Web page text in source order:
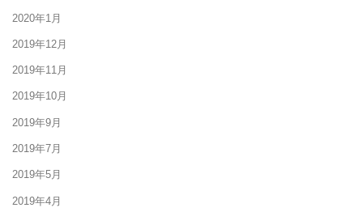
2020年1月
2019年12月
2019年11月
2019年10月
2019年9月
2019年7月
2019年5月
2019年4月